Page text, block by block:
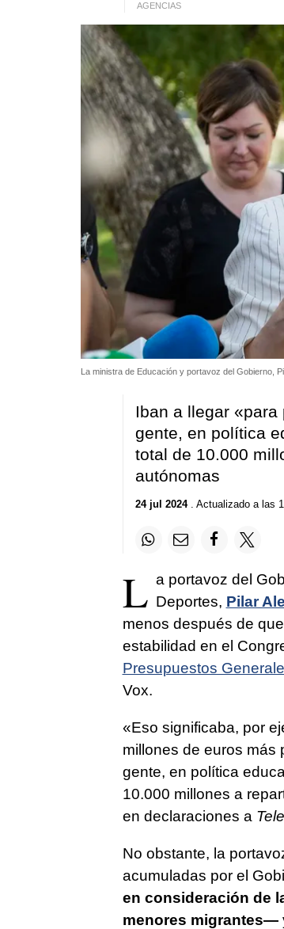
AGENCIAS
La ministra de Educación y portavoz del Gobierno,
Iban a llegar
gente, en política
total de 10.000
autónomas
24 jul 2024. Actualizado a las
L a portavoz del
Deportes, Pilar
menos después de que
estabilidad en el
Presupuestos
Vox.
«Eso significaba, por
millones de euros más
gente, en política
10.000 millones a
en declaraciones a
No obstante, la
acumuladas por el
en consideración de
menores migrantes—